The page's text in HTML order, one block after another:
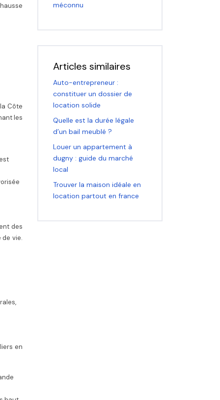
Côte
les
des
vie.
en
méconnu
Articles similaires
Auto-entrepreneur :
constituer un dossier de
location solide
Quelle est la durée légale
d’un bail meublé ?
Louer un appartement à
dugny : guide du marché
local
Trouver la maison idéale en
location partout en france